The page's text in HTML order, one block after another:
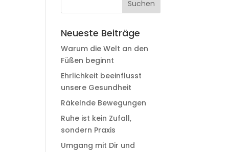
Neueste Beiträge
Warum die Welt an den
Füßen beginnt
Ehrlichkeit beeinflusst
unsere Gesundheit
Räkelnde Bewegungen
Ruhe ist kein Zufall,
sondern Praxis
Umgang mit Dir und